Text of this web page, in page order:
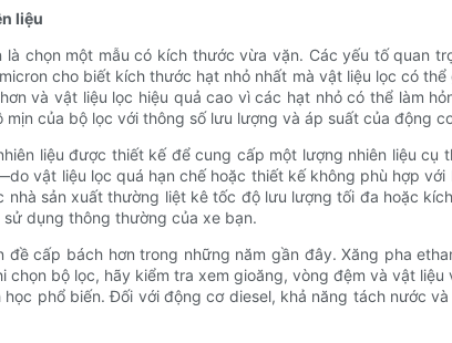
liệu
chọn một mẫu có kích thước vừa vặn. Các yếu tố quan
cho biết kích thước hạt nhỏ nhất mà vật liệu lọc có
và vật liệu lọc hiệu quả cao vì các hạt nhỏ có thể làm
của bộ lọc với thông số lưu lượng và áp suất của động
liệu được thiết kế để cung cấp một lượng nhiên liệu
vật liệu lọc quá hạn chế hoặc thiết kế không phù hợp
nhà sản xuất thường liệt kê tốc độ lưu lượng tối đa hoặc
dụng thông thường của xe bạn.
cấp bách hơn trong những năm gần đây. Xăng pha
bộ lọc, hãy kiểm tra xem gioăng, vòng đệm và vật
phổ biến. Đối với động cơ diesel, khả năng tách nước